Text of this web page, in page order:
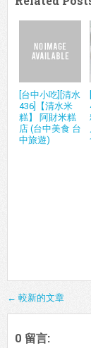
[台中小吃][清水
436]【清水米
糕】 阿財米糕
店 (台中美食 台
中旅遊)
← 較新的文章
0 留言: